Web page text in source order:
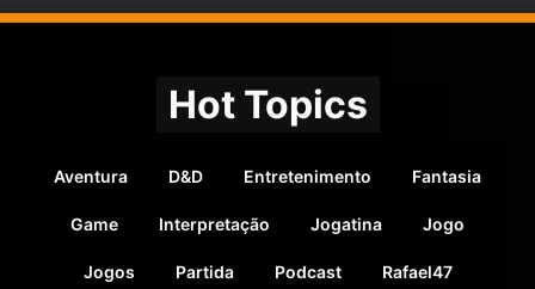
Hot Topics
Aventura D&D Entretenimento Fantasia
Game Interpretação Jogatina Jogo
Jogos Partida Podcast Rafael47